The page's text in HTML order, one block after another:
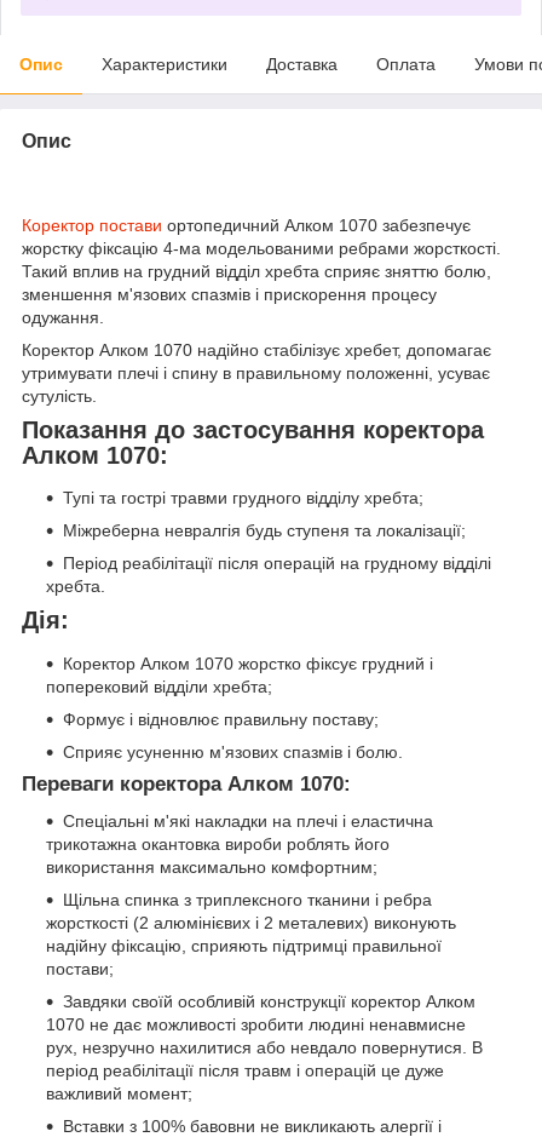
Опис Характеристики Доставка Оплата Умови
Опис
Коректор постави ортопедичний Алком 1070 забезпечує
жорстку фіксацію 4-ма модельованими ребрами жорсткості.
Такий вплив на грудний відділ хребта сприяє зняттю болю,
зменшення м'язових спазмів і прискорення процесу
одужання.
Коректор Алком 1070 надійно стабілізує хребет, допомагає
утримувати плечі і спину в правильному положенні, усуває
сутулість.
Показання до застосування коректора
Алком 1070:
Тупі та гострі травми грудного відділу хребта;
Міжреберна невралгія будь ступеня та локалізації;
Період реабілітації після операцій на грудному відділі
хребта.
Дія:
Коректор Алком 1070 жорстко фіксує грудний і
поперековий відділи хребта;
Формує і відновлює правильну поставу;
Сприяє усуненню м'язових спазмів і болю.
Переваги коректора Алком 1070:
Спеціальні м'які накладки на плечі і еластична
трикотажна окантовка вироби роблять його
використання максимально комфортним;
Щільна спинка з триплексного тканини і ребра
жорсткості (2 алюмінієвих і 2 металевих) виконують
надійну фіксацію, сприяють підтримці правильної
постави;
Завдяки своїй особливій конструкції коректор Алком
1070 не дає можливості зробити людині ненавмисне
рух, незручно нахилитися або невдало повернутися. В
період реабілітації після травм і операцій це дуже
важливий момент;
Вставки з 100% бавовни не викликають алергії і